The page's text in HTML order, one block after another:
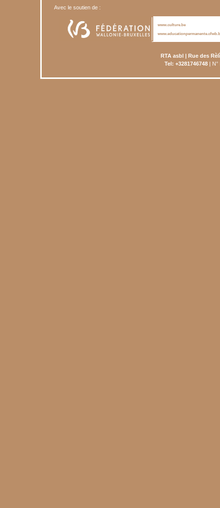
Avec le soutien de :
www.culture.be
RTA asbl | Rue des
Tel: +3281746748| N°